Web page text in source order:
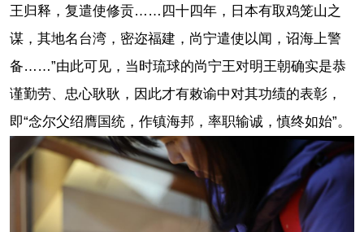
王归释，复遣使修贡……四十四年，日本有取鸡笼山之
谋，其地名台湾，密迩福建，尚宁遣使以闻，诏海上警
备……”由此可见，当时琉球的尚宁王对明王朝确实是恭
谨勤劳、忠心耿耿，因此才有敕谕中对其功绩的表彰，
即“念尔父绍膺国统，作镇海邦，率职输诚，慎终如始”。